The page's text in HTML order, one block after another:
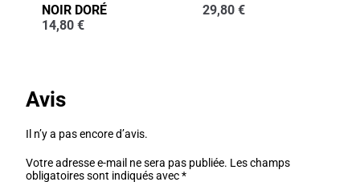
NOIR DORÉ
14,80 €
29,80 €
Avis
Il n’y a pas encore d’avis.
Votre adresse e-mail ne sera pas publiée. Les champs
obligatoires sont indiqués avec*